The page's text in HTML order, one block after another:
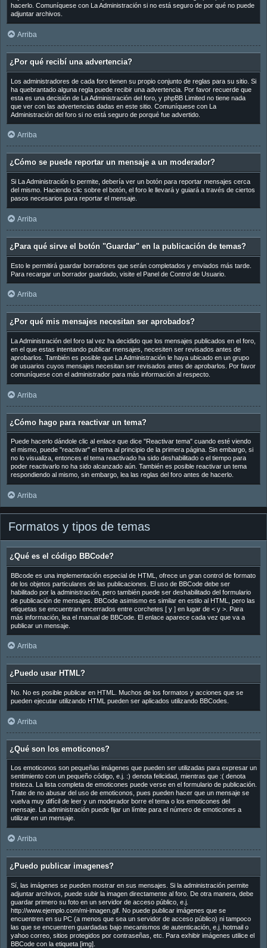
hacerlo. Comuníquese con La Administración si no está seguro de por qué no puede
adjuntar archivos.
Arriba
¿Por qué recibí una advertencia?
Los administradores de cada foro tienen su propio conjunto de reglas para su sitio. Si
ha quebrantado alguna regla puede recibir una advertencia. Por favor recuerde que
esta es una decisión de La Administración del foro, y phpBB Limited no tiene nada
que ver con las advertencias dadas en este sitio. Comuníquese con La
Administración del foro si no está seguro de porqué fue advertido.
Arriba
¿Cómo se puede reportar un mensaje a un moderador?
Si La Administración lo permite, debería ver un botón para reportar mensajes cerca
del mismo. Haciendo clic sobre el botón, el foro le llevará y guiará a través de ciertos
pasos necesarios para reportar el mensaje.
Arriba
¿Para qué sirve el botón "Guardar" en la publicación de temas?
Esto le permitirá guardar borradores que serán completados y enviados más tarde.
Para recargar un borrador guardado, visite el Panel de Control de Usuario.
Arriba
¿Por qué mis mensajes necesitan ser aprobados?
La Administración del foro tal vez ha decidido que los mensajes publicados en el foro,
en el que estas intentando publicar mensajes, necesiten ser revisados antes de
aprobarlos. También es posible que La Administración le haya ubicado en un grupo
de usuarios cuyos mensajes necesitan ser revisados antes de aprobarlos. Por favor
comuníquese con el administrador para más información al respecto.
Arriba
¿Cómo hago para reactivar un tema?
Puede hacerlo dándole clic al enlace que dice "Reactivar tema" cuando esté viendo
el mismo, puede "reactivar" el tema al principio de la primera página. Sin embargo, si
no lo visualiza, entonces el tema reactivado ha sido deshabilitado o el tiempo para
poder reactivarlo no ha sido alcanzado aún. También es posible reactivar un tema
respondiendo al mismo, sin embargo, lea las reglas del foro antes de hacerlo.
Arriba
Formatos y tipos de temas
¿Qué es el código BBCode?
BBcode es una implementación especial de HTML, ofrece un gran control de formato
de los objetos particulares de las publicaciones. El uso de BBCode debe ser
habilitado por la administración, pero también puede ser deshabilitado del formulario
de publicación de mensajes. BBCode asimismo es similar en estilo al HTML, pero las
etiquetas se encuentran encerrados entre corchetes [ y ] en lugar de < y >. Para
más información, lea el manual de BBCode. El enlace aparece cada vez que va a
publicar un mensaje.
Arriba
¿Puedo usar HTML?
No. No es posible publicar en HTML. Muchos de los formatos y acciones que se
pueden ejecutar utilizando HTML pueden ser aplicados utilizando BBCodes.
Arriba
¿Qué son los emoticonos?
Los emoticonos son pequeñas imágenes que pueden ser utilizadas para expresar un
sentimiento con un pequeño código, e.j. :) denota felicidad, mientras que :( denota
tristeza. La lista completa de emoticones puede verse en el formulario de publicación.
Trate de no abusar del uso de emoticonos, pues pueden hacer que un mensaje se
vuelva muy difícil de leer y un moderador borre el tema o los emoticones del
mensaje. La administración puede fijar un límite para el número de emoticones a
utilizar en un mensaje.
Arriba
¿Puedo publicar imagenes?
Sí, las imágenes se pueden mostrar en sus mensajes. Si la administración permite
adjuntar archivos, puede subir la imagen directamente al foro. De otra manera, debe
guardar primero su foto en un servidor de acceso público, e.j.
http://www.ejemplo.com/mi-imagen.gif. No puede publicar imágenes que se
encuentren en su PC (a menos que sea un servidor de acceso público) ni tampoco
las que se encuentren guardadas bajo mecanismos de autenticación, e.j. hotmail o
yahoo correo, sitios protegidos por contraseñas, etc. Para exhibir imágenes utilice el
BBCode con la etiqueta [img].